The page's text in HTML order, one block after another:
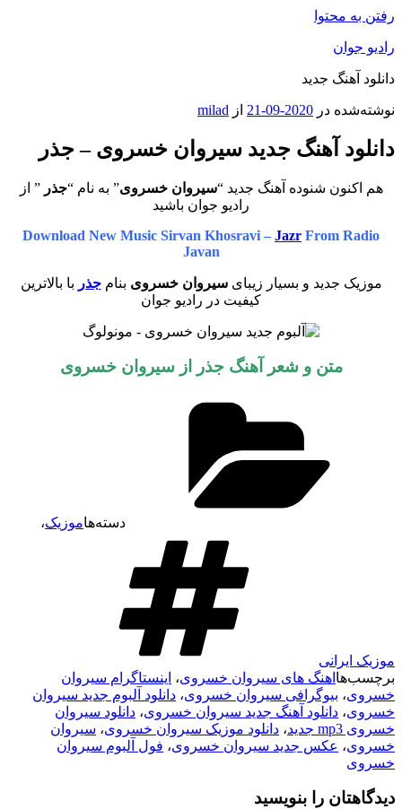
رفتن به محتوا
رادیو جوان
دانلود آهنگ جدید
نوشته‌شده در 2020-09-21 از milad
دانلود آهنگ جدید سیروان خسروی – جذر
هم اکنون شنوده آهنگ جدید “سیروان خسروی” به نام “جذر ” از
رادیو جوان باشید
Download New Music Sirvan Khosravi – Jazr From Radio
Javan
موزیک جدید و بسیار زیبایسیروان خسروی بنام جذر با بالاترین
کیفیت در رادیو جوان
متن و شعر آهنگ جذر از سیروان خسروی
دسته‌هاموزیک،
موزیک ایرانی
برچسب‌ها اهنگ های سیروان خسروی، اینستاگرام سیروان
خسروی، بیوگرافی سیروان خسروی، دانلود آلبوم جدید سیروان
خسروی، دانلود آهنگ جدید سیروان خسروی، دانلود سیروان
خسروی mp3 جدید
، دانلود موزیک سیروان خسروی، سیروان
خسروی، عکس جدید سیروان خسروی، فول آلبوم سیروان
خسروی
دیدگاهتان را بنویسید